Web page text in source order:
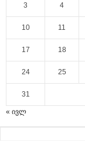
3 4
10 11
17 18
24 25
31
« ივლ